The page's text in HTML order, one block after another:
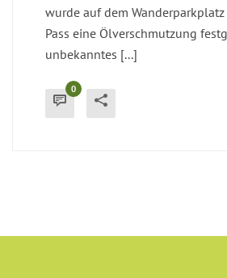
wurde auf dem
Pass eine Ölverschmutzung
unbekanntes [...]
0